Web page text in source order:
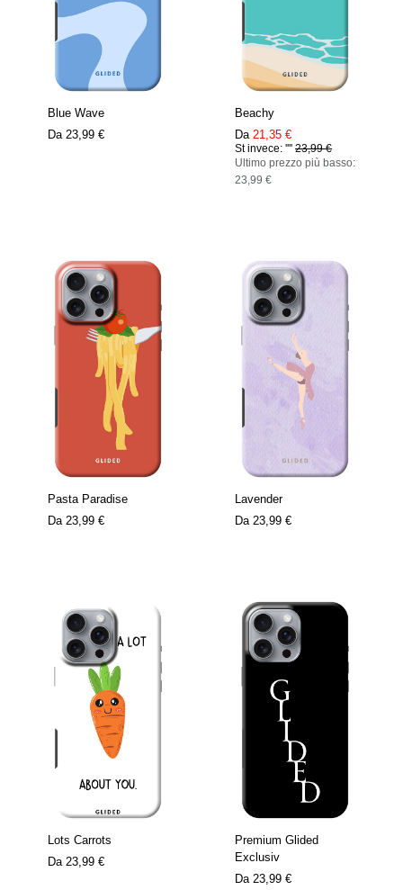
Blue Wave
Da 23,99 €
Beachy
Da 21,35 €
St invece: '''' 23,99 €
Ultimo prezzo più basso:
23,99 €
Pasta Paradise
Da 23,99 €
Lavender
Da 23,99 €
Lots Carrots
Da 23,99 €
Premium Glided
Exclusiv
Da 23,99 €